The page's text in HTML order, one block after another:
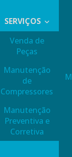
SERVIÇOS
Venda de
Peças
Manutenção
de
Compressores
Manutenção
Preventiva e
Corretiva